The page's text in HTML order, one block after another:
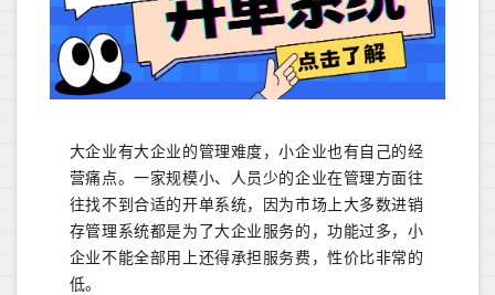
大企业有大企业的管理难度，小企业也有自己的经
营痛点。一家规模小、人员少的企业在管理方面往
往找不到合适的开单系统，因为市场上大多数进销
存管理系统都是为了大企业服务的，功能过多，小
企业不能全部用上还得承担服务费，性价比非常的
低。